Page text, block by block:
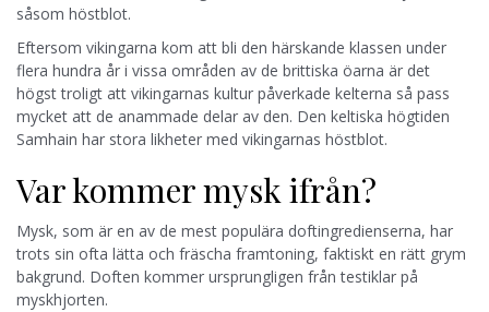
såsom höstblot.
Eftersom vikingarna kom att bli den härskande klassen under
flera hundra år i vissa områden av de brittiska öarna är det
högst troligt att vikingarnas kultur påverkade kelterna så pass
mycket att de anammade delar av den. Den keltiska högtiden
Samhain har stora likheter med vikingarnas höstblot.
Var kommer mysk ifrån?
Mysk, som är en av de mest populära doftingredienserna, har
trots sin ofta lätta och fräscha framtoning, faktiskt en rätt grym
bakgrund. Doften kommer ursprungligen från testiklar på
myskhjorten.